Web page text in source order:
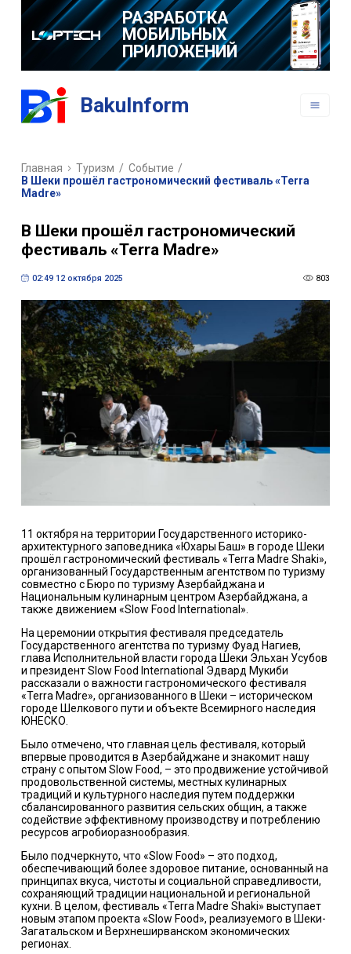
РАЗРАБОТКА
МОБИЛЬНЫХ
ПРИЛОЖЕНИЙ
BakuInform
Главная Туризм / Событие /
В Шеки прошёл гастрономический фестиваль «Terra
Madre»
В Шеки прошёл гастрономический
фестиваль «Terra Madre»
02:49 12 октября 2025 803
11 октября на территории Государственного историко-
архитектурного заповедника «Юхары Баш» в городе Шеки
прошёл гастрономический фестиваль «Terra Madre Shaki»,
организованный Государственным агентством по туризму
совместно с Бюро по туризму Азербайджана и
Национальным кулинарным центром Азербайджана, а
также движением «Slow Food International».
На церемонии открытия фестиваля председатель
Государственного агентства по туризму Фуад Нагиев,
глава Исполнительной власти города Шеки Эльхан Усубов
и президент Slow Food International Эдвард Мукиби
рассказали о важности гастрономического фестиваля
«Terra Madre», организованного в Шеки – историческом
городе Шелкового пути и объекте Всемирного наследия
ЮНЕСКО.
Было отмечено, что главная цель фестиваля, который
впервые проводится в Азербайджане и знакомит нашу
страну с опытом Slow Food, – это продвижение устойчивой
продовольственной системы, местных кулинарных
традиций и культурного наследия путем поддержки
сбалансированного развития сельских общин, а также
содействие эффективному производству и потреблению
ресурсов агробиоразнообразия.
Было подчеркнуто, что «Slow Food» – это подход,
обеспечивающий более здоровое питание, основанный на
принципах вкуса, чистоты и социальной справедливости,
сохраняющий традиции национальной и региональной
кухни. В целом, фестиваль «Terra Madre Shaki» выступает
новым этапом проекта «Slow Food», реализуемого в Шеки-
Загатальском и Верхнеширванском экономических
регионах.